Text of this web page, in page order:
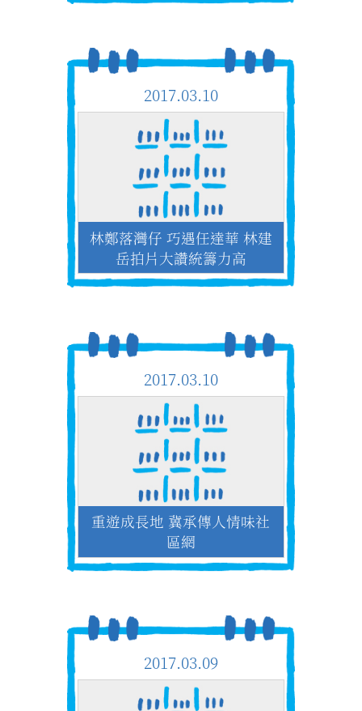
2017.03.10
林鄭落灣仔 巧遇任達華 林建
岳拍片大讚統籌力高
2017.03.10
重遊成長地 冀承傳人情味社
區網
2017.03.09